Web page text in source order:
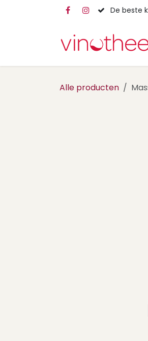
Overslaan naar inhoud De beste
Alle producten